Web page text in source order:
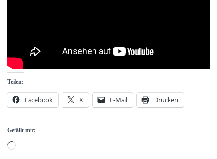
Teilen:
Facebook X E-Mail Drucken
Gefällt mir:
Wird